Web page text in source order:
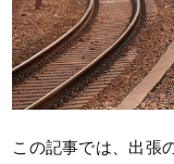
この記事では、出張